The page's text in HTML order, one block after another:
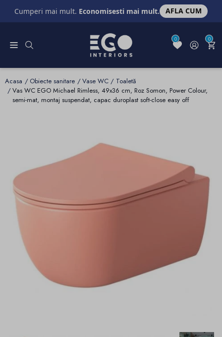
Cumperi mai mult. Economisesti mai mult. AFLA CUM
0 0
Acasa Obiecte sanitare
Vase WC / Toaletă
Vas WC EGO Michael Rimless, 49x36 cm, Roz Somon, Power Colour,
semi-mat, montaj suspendat, capac duroplast soft-close easy off